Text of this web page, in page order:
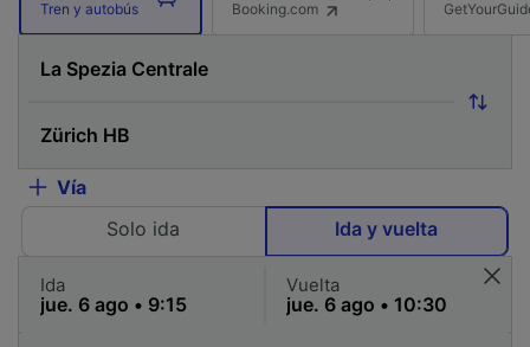
Tren y autobús Booking.com
Vía
Solo ida
Ida y vuelta
Ida Vuelta